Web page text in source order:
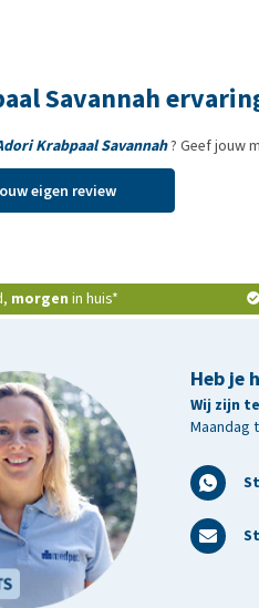
Savannah
Krabpaal Savannah? Geef jouw
eigen review
morgen in huis*
Heb je
Wij zijn
Maandag